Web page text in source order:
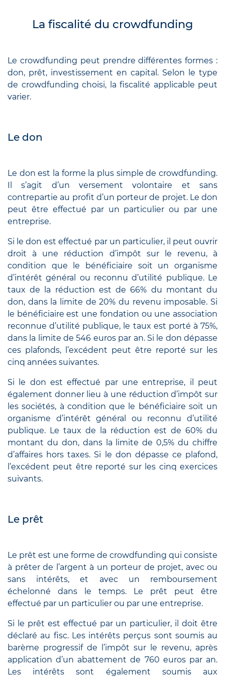
La fiscalité du crowdfunding
Le crowdfunding peut prendre différentes formes :
don, prêt, investissement en capital. Selon le type
de crowdfunding choisi, la fiscalité applicable peut
varier.
Le don
Le don est la forme la plus simple de crowdfunding.
Il s’agit d’un versement volontaire et sans
contrepartie au profit d’un porteur de projet. Le don
peut être effectué par un particulier ou par une
entreprise.
Si le don est effectué par un particulier, il peut ouvrir
droit à une réduction d’impôt sur le revenu, à
condition que le bénéficiaire soit un organisme
d’intérêt général ou reconnu d’utilité publique. Le
taux de la réduction est de 66% du montant du
don, dans la limite de 20% du revenu imposable. Si
le bénéficiaire est une fondation ou une association
reconnue d’utilité publique, le taux est porté à 75%,
dans la limite de 546 euros par an. Si le don dépasse
ces plafonds, l’excédent peut être reporté sur les
cinq années suivantes.
Si le don est effectué par une entreprise, il peut
également donner lieu à une réduction d’impôt sur
les sociétés, à condition que le bénéficiaire soit un
organisme d’intérêt général ou reconnu d’utilité
publique. Le taux de la réduction est de 60% du
montant du don, dans la limite de 0,5% du chiffre
d’affaires hors taxes. Si le don dépasse ce plafond,
l’excédent peut être reporté sur les cinq exercices
suivants.
Le prêt
Le prêt est une forme de crowdfunding qui consiste
à prêter de l’argent à un porteur de projet, avec ou
sans intérêts, et avec un remboursement
échelonné dans le temps. Le prêt peut être
effectué par un particulier ou par une entreprise.
Si le prêt est effectué par un particulier, il doit être
déclaré au fisc. Les intérêts perçus sont soumis au
barème progressif de l’impôt sur le revenu, après
application d’un abattement de 760 euros par an.
Les intérêts sont également soumis aux